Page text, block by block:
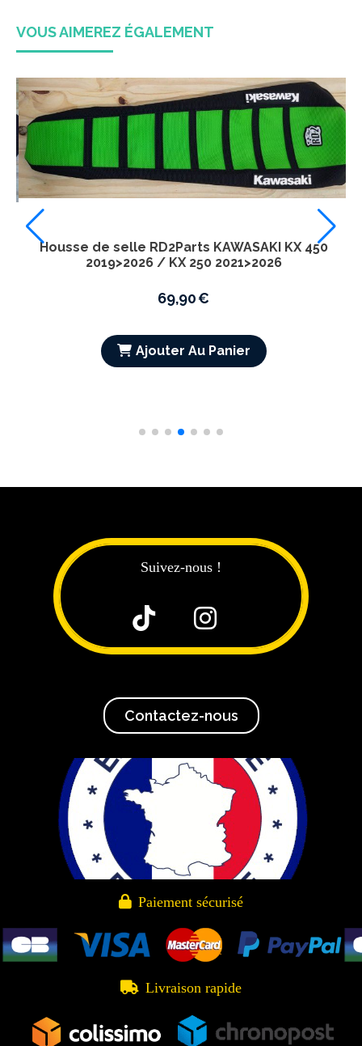
VOUS AIMEREZ ÉGALEMENT
Housse de selle RD2Parts KAWASAKI KXF 250 (
2013 à 2016 ) KXF 450 ( 2012 à 2015 ) -
Ajouter Au Panier
Suivez-nous !
 
Contactez-nous
 Paiement sécurisé
 Livraison rapide